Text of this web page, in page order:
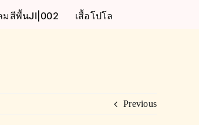
มสีพื้นJI|002 เสื้อโปโล
Previous